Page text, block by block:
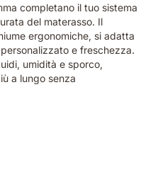
completano il tuo sistema
del materasso. Il
ergonomiche, si adatta
e freschezza.
umidità e sporco,
a lungo senza